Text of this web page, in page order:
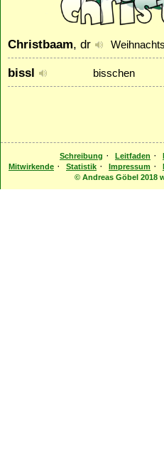
Christbaam, dr
bissl bisschen
Schreibung · Leitfaden ·
Mitwirkende · Statistik · Impressum ·
© Andreas Göbel 2018